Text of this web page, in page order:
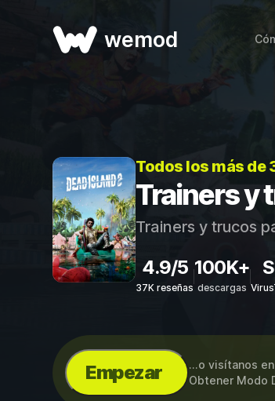
wemod
Todos los más
Trainers y
Trainers y trucos
4.9/5
37K reseñas
100K+
descargas
Empezar ...o visítanos
Obtener Modo